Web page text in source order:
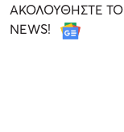
ΑΚΟΛΟΥΘΗΣΤΕ ΤΟ
NEWS!